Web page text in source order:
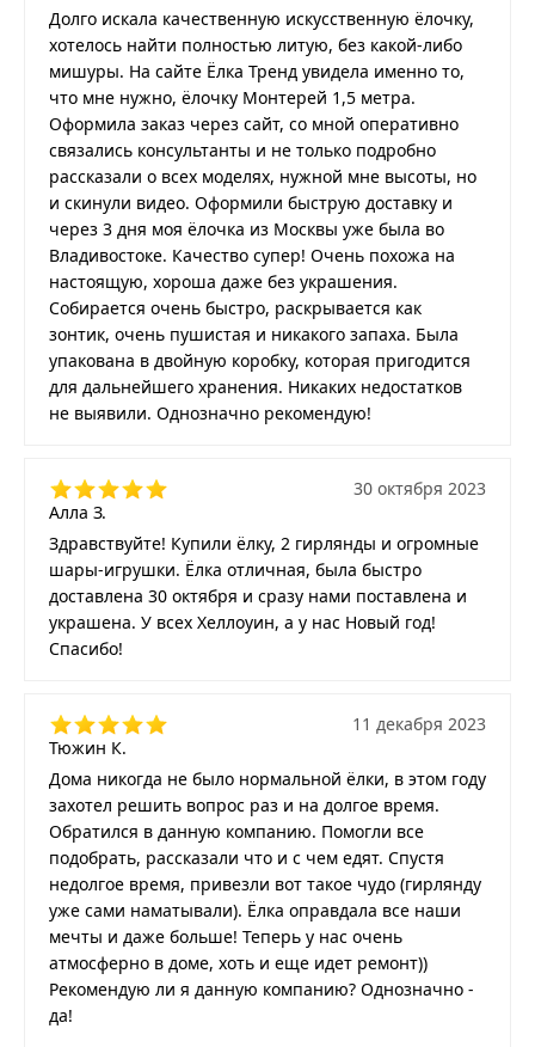
Долго искала качественную искусственную ёлочку,
хотелось найти полностью литую, без какой-либо
мишуры. На сайте Ёлка Тренд увидела именно то,
что мне нужно, ёлочку Монтерей 1,5 метра.
Оформила заказ через сайт, со мной оперативно
связались консультанты и не только подробно
рассказали о всех моделях, нужной мне высоты, но
и скинули видео. Оформили быструю доставку и
через 3 дня моя ёлочка из Москвы уже была во
Владивостоке. Качество супер! Очень похожа на
настоящую, хороша даже без украшения.
Собирается очень быстро, раскрывается как
зонтик, очень пушистая и никакого запаха. Была
упакована в двойную коробку, которая пригодится
для дальнейшего хранения. Никаких недостатков
не выявили. Однозначно рекомендую!
Алла З.
30 октября 2023
Здравствуйте! Купили ёлку, 2 гирлянды и огромные
шары-игрушки. Ёлка отличная, была быстро
доставлена 30 октября и сразу нами поставлена и
украшена. У всех Хеллоуин, а у нас Новый год!
Спасибо!
Тюжин К.
11 декабря 2023
Дома никогда не было нормальной ёлки, в этом году
захотел решить вопрос раз и на долгое время.
Обратился в данную компанию. Помогли все
подобрать, рассказали что и с чем едят. Спустя
недолгое время, привезли вот такое чудо (гирлянду
уже сами наматывали). Ёлка оправдала все наши
мечты и даже больше! Теперь у нас очень
атмосферно в доме, хоть и еще идет ремонт))
Рекомендую ли я данную компанию? Однозначно -
да!